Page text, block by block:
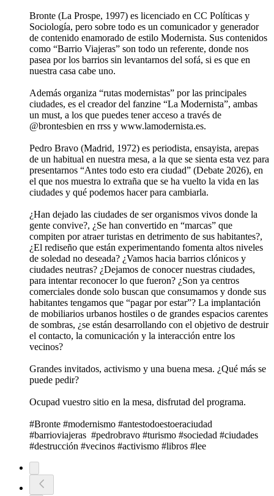
Bronte (La Prospe, 1997) es licenciado en CC Políticas y
Sociología, pero sobre todo es un comunicador y generador
de contenido enamorado de estilo Modernista. Sus contenidos
como “Barrio Viajeras” son todo un referente, donde nos
pasea por los barrios sin levantarnos del sofá, si es que en
nuestra casa cabe uno.
Además organiza “rutas modernistas” por las principales
ciudades, es el creador del fanzine “La Modernista”, ambas
un must, a los que puedes tener acceso a través de
@brontesbien en rrss y www.lamodernista.es.
Pedro Bravo (Madrid, 1972) es periodista, ensayista, arepas
de un habitual en nuestra mesa, a la que se sienta esta vez para
presentarnos “Antes todo esto era ciudad” (Debate 2026), en
el que nos muestra lo extraña que se ha vuelto la vida en las
ciudades y qué podemos hacer para cambiarla.
¿Han dejado las ciudades de ser organismos vivos donde la
gente convive?, ¿Se han convertido en “marcas” que
compiten por atraer turistas en detrimento de sus habitantes?,
¿El rediseño que están experimentando fomenta altos niveles
de soledad no deseada? ¿Vamos hacia barrios clónicos y
ciudades neutras? ¿Dejamos de conocer nuestras ciudades,
para intentar reconocer lo que fueron? ¿Son ya centros
comerciales donde solo buscan que consumamos y donde sus
habitantes tengamos que “pagar por estar”? La implantación
de mobiliarios urbanos hostiles o de grandes espacios carentes
de sombras, ¿se están desarrollando con el objetivo de destruir
el contacto, la comunicación y la interacción entre los
vecinos?
Grandes invitados, activismo y una buena mesa. ¿Qué más se
puede pedir?
Ocupad vuestro sitio en la mesa, disfrutad del programa.
#Bronte #modernismo #antestodoestoeraciudad
#barrioviajeras #pedrobravo #turismo #sociedad #ciudades
#destrucción #vecinos #activismo #libros #lee